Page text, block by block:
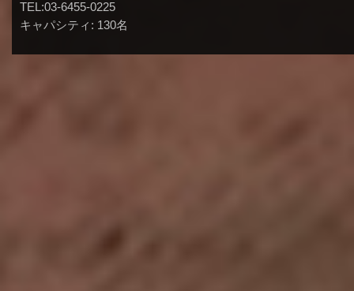
TEL:03-6455-0225
キャパシティ: 130名